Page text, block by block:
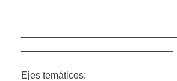
Ejes temáticos: